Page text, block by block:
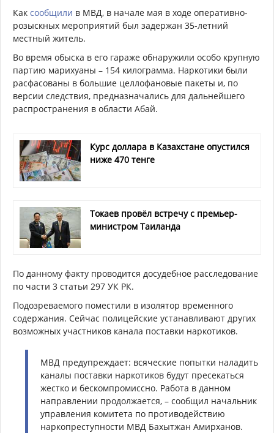
Как сообщили в МВД, в начале мая в ходе оперативно-
розыскных мероприятий был задержан 35-летний
местный житель.
Во время обыска в его гараже обнаружили особо крупную
партию марихуаны – 154 килограмма. Наркотики были
расфасованы в большие целлофановые пакеты и, по
версии следствия, предназначались для дальнейшего
распространения в области Абай.
Курс доллара в Казахстане опустился
ниже 470 тенге
Токаев провёл встречу с премьер-
министром Таиланда
По данному факту проводится досудебное расследование
по части 3 статьи 297 УК РК.
Подозреваемого поместили в изолятор временного
содержания. Сейчас полицейские устанавливают других
возможных участников канала поставки наркотиков.
МВД предупреждает: всяческие попытки наладить
каналы поставки наркотиков будут пресекаться
жестко и бескомпромиссно. Работа в данном
направлении продолжается, – сообщил начальник
управления комитета по противодействию
наркопреступности МВД Бахытжан Амирханов.